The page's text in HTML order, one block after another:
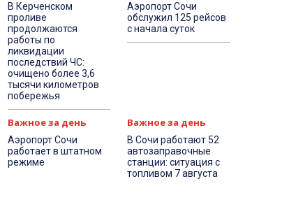
В Керченском
проливе
продолжаются
работы по
ликвидации
последствий ЧС:
очищено более 3,6
тысячи километров
побережья
Аэропорт Сочи
обслужил 125 рейсов
с начала суток
Важное за день
Аэропорт Сочи
работает в штатном
режиме
Важное за день
В Сочи работают 52
автозаправочные
станции: ситуация с
топливом 7 августа